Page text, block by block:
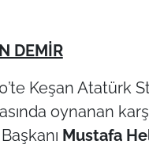
DEMİR
Keşan Atatürk
oynanan
Mustafa